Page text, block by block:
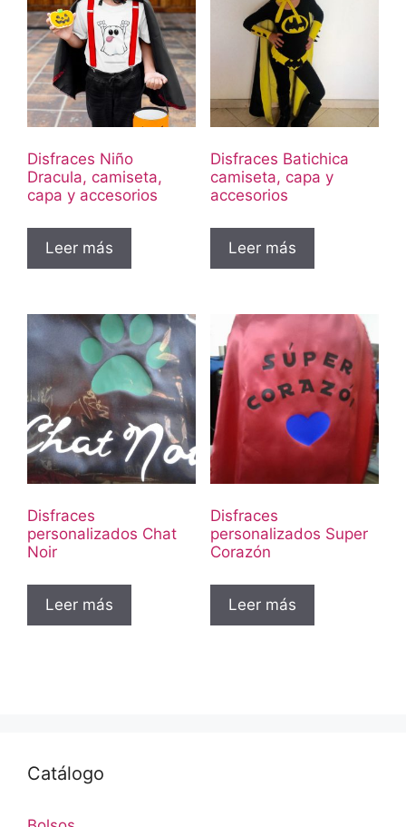
Disfraces Niño
Dracula, camiseta,
capa y accesorios
Leer más
Disfraces Batichica
camiseta, capa y
accesorios
Leer más
Disfraces
personalizados Chat
Noir
Leer más
Disfraces
personalizados Super
Corazón
Leer más
Catálogo